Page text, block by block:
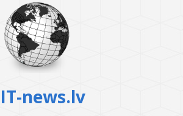
IT-news.lv